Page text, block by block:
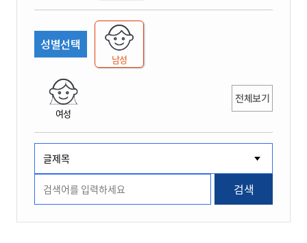
성별선택
남성
여성
전체보기
검색